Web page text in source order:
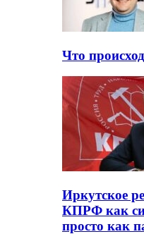
Что
Иркутское
КПРФ как
просто как